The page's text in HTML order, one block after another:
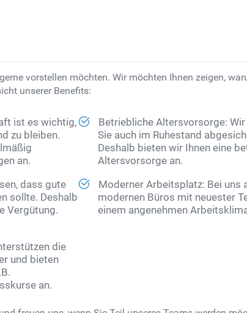
vorstellen möchten. Wir möchten Ihnen zeigen,
unserer Benefits:
ist es wichtig,
zu bleiben.
an.
Betriebliche Altersvorsorge:
Sie auch im Ruhestand
Deshalb bieten wir Ihnen eine
Altersvorsorge an.
dass gute
sollte. Deshalb
Vergütung.
Moderner Arbeitsplatz: Bei uns
modernen Büros mit neuester
einem angenehmen
die
und bieten
an.